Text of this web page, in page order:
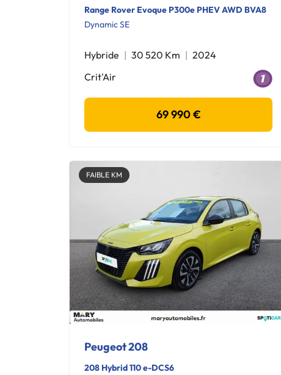
Range Rover Evoque P300e PHEV AWD BVA8
Dynamic SE
Hybride 30 520 Km
2024
Crit'Air
69 990 €
FAIBLE KM
Peugeot 208
208 Hybrid 110 e-DCS6